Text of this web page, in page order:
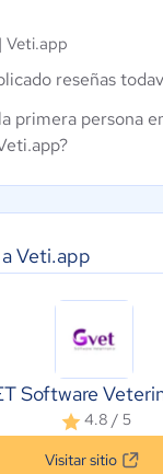
Veti.app
Software
4.8 / 5
Visitar sitio
Veti.app
reseñas
primera persona